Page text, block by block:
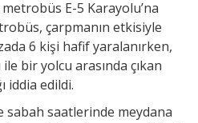
metrobüs E-5 Karayolu’na
çarpmanın etkisiyle
6 kişi hafif yaralanırken,
bir yolcu arasında çıkan
iddia edildi.
sabah saatlerinde meydana